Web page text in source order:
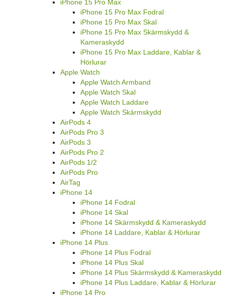
iPhone 15 Pro Max
iPhone 15 Pro Max Fodral
iPhone 15 Pro Max Skal
iPhone 15 Pro Max Skärmskydd &
Kameraskydd
iPhone 15 Pro Max Laddare, Kablar &
Hörlurar
Apple Watch
Apple Watch Armband
Apple Watch Skal
Apple Watch Laddare
Apple Watch Skärmskydd
AirPods 4
AirPods Pro 3
AirPods 3
AirPods Pro 2
AirPods 1/2
AirPods Pro
AirTag
iPhone 14
iPhone 14 Fodral
iPhone 14 Skal
iPhone 14 Skärmskydd & Kameraskydd
iPhone 14 Laddare, Kablar & Hörlurar
iPhone 14 Plus
iPhone 14 Plus Fodral
iPhone 14 Plus Skal
iPhone 14 Plus Skärmskydd & Kameraskydd
iPhone 14 Plus Laddare, Kablar & Hörlurar
iPhone 14 Pro